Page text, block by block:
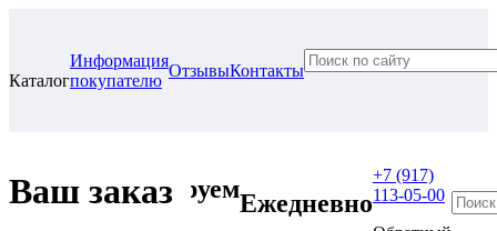
Каталог
Информация
покупателю
ОтзывыКонтакты
Ваш заказ
Проконсультируем
Ежедневно
+7 (917)
113-05-00